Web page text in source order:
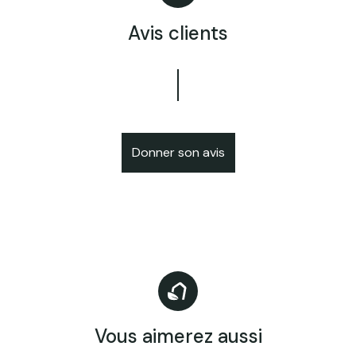
Avis clients
Donner son avis
Vous aimerez aussi